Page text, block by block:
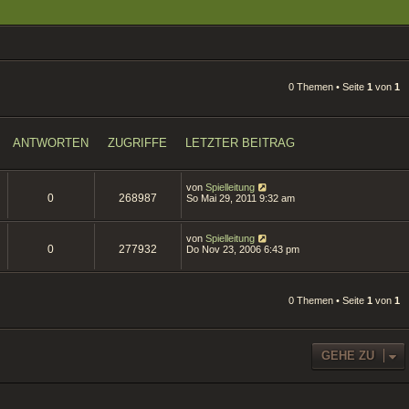
0 Themen • Seite 1 von 1
ANTWORTEN ZUGRIFFE LETZTER BEITRAG
0 268987
von Spielleitung
So Mai 29, 2011 9:32 am
0 277932
von Spielleitung
Do Nov 23, 2006 6:43 pm
0 Themen • Seite 1 von 1
GEHE ZU